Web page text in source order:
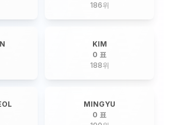
186위
KIM
0 표
188위
MINGYU
0 표